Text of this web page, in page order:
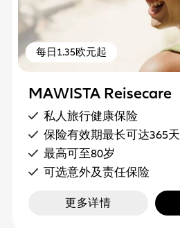
每日1.35欧元起
MAWISTA Reisecare
私人旅行健康保险
保险有效期最长可达365天
最高可至80岁
可选意外及责任保险
更多详情